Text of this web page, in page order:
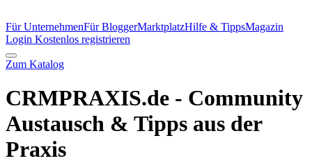
Für UnternehmenFür BloggerMarktplatzHilfe & TippsMagazin
Login Kostenlos registrieren
Zum Katalog
CRMPRAXIS.de - Community
Austausch & Tipps aus der
Praxis